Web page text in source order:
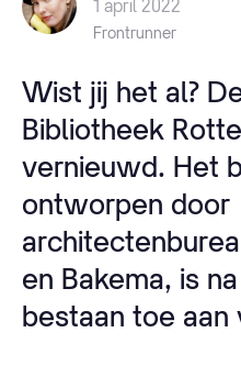
1 april 2022
Frontrunner
Wist jij het al?
Bibliotheek
vernieuwd. Het
ontworpen door
en Bakema, is
bestaan toe aan